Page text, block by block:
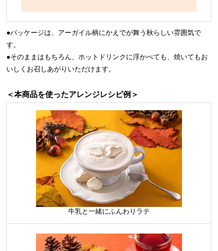
●パッケージは、アーガイル柄にかえでが舞う秋らしい雰囲気で
す。
●そのままはもちろん、ホットドリンクに浮かべても、焼いてもお
いしくお召しあがりいただけます。
＜本商品を使ったアレンジレシピ例＞
牛乳と一緒にふんわりラテ